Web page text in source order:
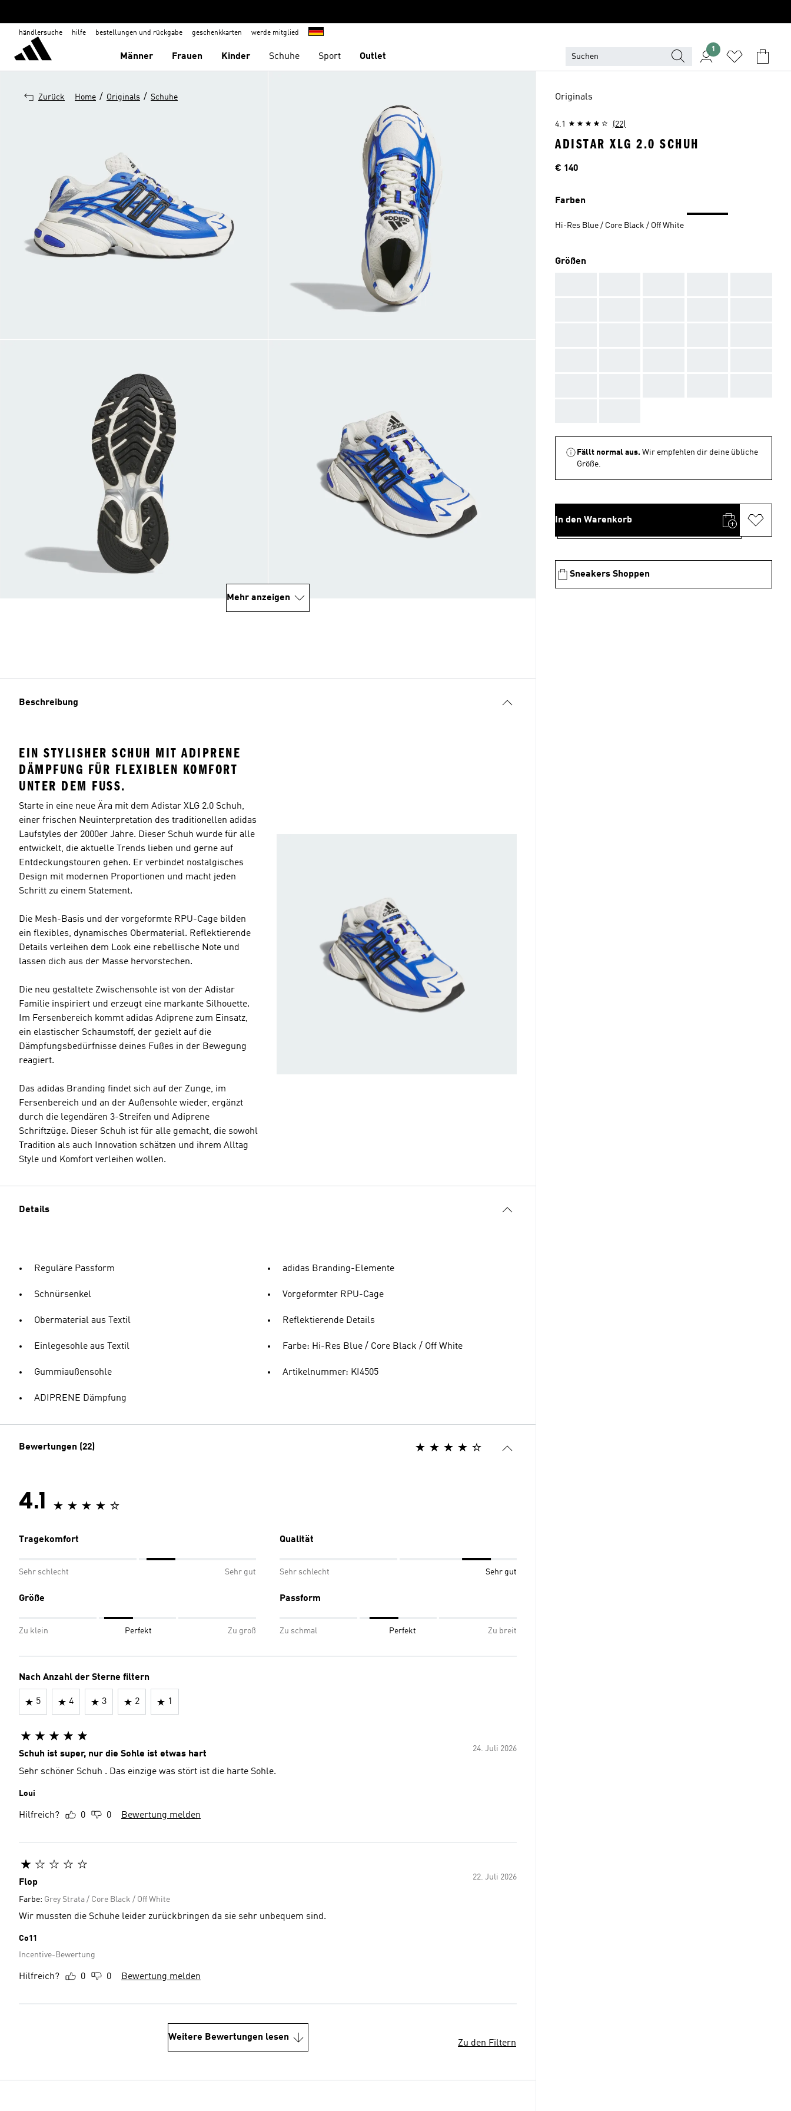
händlersuche hilfe bestellungen und rückgabe geschenkkarten werde mitglied
Männer Frauen Kinder Schuhe Sport Outlet
1
Zurück Home / Originals / Schuhe
Mehr anzeigen
Beschreibung
EIN STYLISHER SCHUH MIT ADIPRENE
DÄMPFUNG FÜR FLEXIBLEN KOMFORT
UNTER DEM FUSS.
Starte in eine neue Ära mit dem Adistar XLG 2.0 Schuh,
einer frischen Neuinterpretation des traditionellen adidas
Laufstyles der 2000er Jahre. Dieser Schuh wurde für alle
entwickelt, die aktuelle Trends lieben und gerne auf
Entdeckungstouren gehen. Er verbindet nostalgisches
Design mit modernen Proportionen und macht jeden
Schritt zu einem Statement.
Die Mesh-Basis und der vorgeformte RPU-Cage bilden
ein flexibles, dynamisches Obermaterial. Reflektierende
Details verleihen dem Look eine rebellische Note und
lassen dich aus der Masse hervorstechen.
Die neu gestaltete Zwischensohle ist von der Adistar
Familie inspiriert und erzeugt eine markante Silhouette.
Im Fersenbereich kommt adidas Adiprene zum Einsatz,
ein elastischer Schaumstoff, der gezielt auf die
Dämpfungsbedürfnisse deines Fußes in der Bewegung
reagiert.
Das adidas Branding findet sich auf der Zunge, im
Fersenbereich und an der Außensohle wieder, ergänzt
durch die legendären 3-Streifen und Adiprene
Schriftzüge. Dieser Schuh ist für alle gemacht, die sowohl
Tradition als auch Innovation schätzen und ihrem Alltag
Style und Komfort verleihen wollen.
Details
Reguläre Passform
Schnürsenkel
Obermaterial aus Textil
Einlegesohle aus Textil
Gummiaußensohle
ADIPRENE Dämpfung
adidas Branding-Elemente
Vorgeformter RPU-Cage
Reflektierende Details
Farbe: Hi-Res Blue / Core Black / Off White
Artikelnummer: KI4505
Bewertungen (22)
4.1
Tragekomfort
Sehr schlecht Sehr gut
Qualität
Sehr schlecht Sehr gut
Größe
Zu klein Perfekt Zu groß
Passform
Zu schmal Perfekt Zu breit
Nach Anzahl der Sterne filtern
5 4 3 2 1
24. Juli 2026
Schuh ist super, nur die Sohle ist etwas hart
Sehr schöner Schuh . Das einzige was stört ist die harte Sohle.
Loui
Hilfreich? 0 0 Bewertung melden
22. Juli 2026
Flop
Farbe: Grey Strata / Core Black / Off White
Wir mussten die Schuhe leider zurückbringen da sie sehr unbequem sind.
Co11
Incentive-Bewertung
Hilfreich? 0 0 Bewertung melden
Weitere Bewertungen lesen
Zu den Filtern
Originals
4.1 (22)
ADISTAR XLG 2.0 SCHUH
Preis
€ 140
Farben
Hi-Res Blue / Core Black / Off White
Größen
Fällt normal aus. Wir empfehlen dir deine übliche
Größe.
In den Warenkorb
Sneakers Shoppen